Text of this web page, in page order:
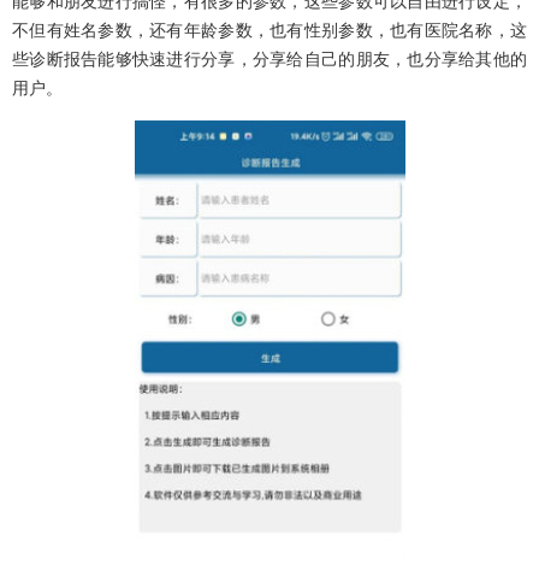
不但有姓名参数，还有年龄参数，也有性别参数，也有医院名称，这
些诊断报告能够快速进行分享，分享给自己的朋友，也分享给其他的
用户。